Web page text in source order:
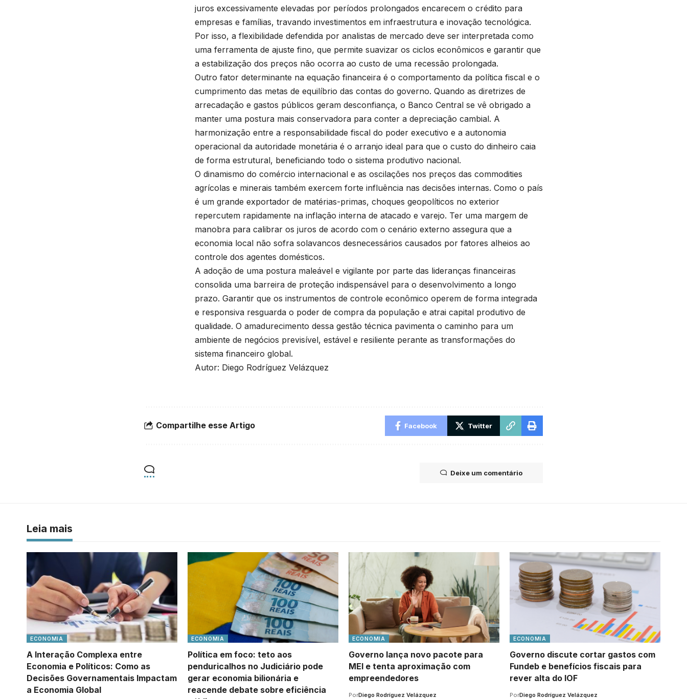
juros excessivamente elevadas por períodos prolongados encarecem o crédito para
empresas e famílias, travando investimentos em infraestrutura e inovação tecnológica.
Por isso, a flexibilidade defendida por analistas de mercado deve ser interpretada como
uma ferramenta de ajuste fino, que permite suavizar os ciclos econômicos e garantir que
a estabilização dos preços não ocorra ao custo de uma recessão prolongada.
Outro fator determinante na equação financeira é o comportamento da política fiscal e o
cumprimento das metas de equilíbrio das contas do governo. Quando as diretrizes de
arrecadação e gastos públicos geram desconfiança, o Banco Central se vê obrigado a
manter uma postura mais conservadora para conter a depreciação cambial. A
harmonização entre a responsabilidade fiscal do poder executivo e a autonomia
operacional da autoridade monetária é o arranjo ideal para que o custo do dinheiro caia
de forma estrutural, beneficiando todo o sistema produtivo nacional.
O dinamismo do comércio internacional e as oscilações nos preços das commodities
agrícolas e minerais também exercem forte influência nas decisões internas. Como o país
é um grande exportador de matérias-primas, choques geopolíticos no exterior
repercutem rapidamente na inflação interna de atacado e varejo. Ter uma margem de
manobra para calibrar os juros de acordo com o cenário externo assegura que a
economia local não sofra solavancos desnecessários causados por fatores alheios ao
controle dos agentes domésticos.
A adoção de uma postura maleável e vigilante por parte das lideranças financeiras
consolida uma barreira de proteção indispensável para o desenvolvimento a longo
prazo. Garantir que os instrumentos de controle econômico operem de forma integrada
e responsiva resguarda o poder de compra da população e atrai capital produtivo de
qualidade. O amadurecimento dessa gestão técnica pavimenta o caminho para um
ambiente de negócios previsível, estável e resiliente perante as transformações do
sistema financeiro global.
Autor: Diego Rodríguez Velázquez
Compartilhe esse Artigo Facebook Twitter
Deixe um comentário
Leia mais
ECONOMIA
A Interação Complexa entre
Economia e Políticos: Como as
Decisões Governamentais Impactam
a Economia Global
ECONOMIA
Política em foco: teto aos
penduricalhos no Judiciário pode
gerar economia bilionária e
reacende debate sobre eficiência
ECONOMIA
Governo lança novo pacote para
MEI e tenta aproximação com
empreendedores
PorDiego Rodríguez Velázquez
ECONOMIA
Governo discute cortar gastos com
Fundeb e benefícios fiscais para
rever alta do IOF
PorDiego Rodríguez Velázquez